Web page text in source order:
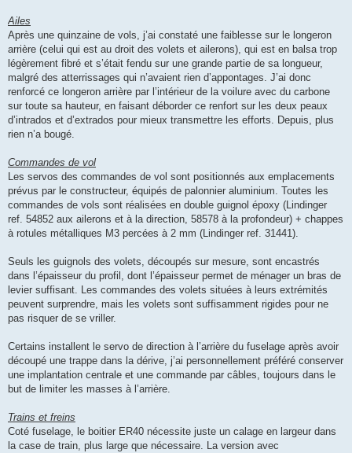
Ailes
Après une quinzaine de vols, j’ai constaté une faiblesse sur le longeron
arrière (celui qui est au droit des volets et ailerons), qui est en balsa trop
légèrement fibré et s’était fendu sur une grande partie de sa longueur,
malgré des atterrissages qui n’avaient rien d’appontages. J’ai donc
renforcé ce longeron arrière par l’intérieur de la voilure avec du carbone
sur toute sa hauteur, en faisant déborder ce renfort sur les deux peaux
d’intrados et d’extrados pour mieux transmettre les efforts. Depuis, plus
rien n’a bougé.
Commandes de vol
Les servos des commandes de vol sont positionnés aux emplacements
prévus par le constructeur, équipés de palonnier aluminium. Toutes les
commandes de vols sont réalisées en double guignol époxy (Lindinger
ref. 54852 aux ailerons et à la direction, 58578 à la profondeur) + chappes
à rotules métalliques M3 percées à 2 mm (Lindinger ref. 31441).
Seuls les guignols des volets, découpés sur mesure, sont encastrés
dans l’épaisseur du profil, dont l’épaisseur permet de ménager un bras de
levier suffisant. Les commandes des volets situées à leurs extrémités
peuvent surprendre, mais les volets sont suffisamment rigides pour ne
pas risquer de se vriller.
Certains installent le servo de direction à l’arrière du fuselage après avoir
découpé une trappe dans la dérive, j’ai personnellement préféré conserver
une implantation centrale et une commande par câbles, toujours dans le
but de limiter les masses à l’arrière.
Trains et freins
Coté fuselage, le boitier ER40 nécessite juste un calage en largeur dans
la case de train, plus large que nécessaire. La version avec